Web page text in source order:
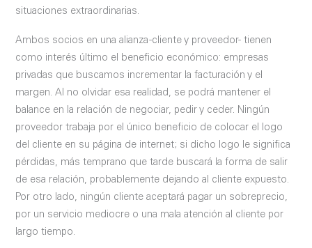
situaciones extraordinarias.
Ambos socios en una alianza -cliente y proveedor- tienen
como interés último el beneficio económico: empresas
privadas que buscamos incrementar la facturación y el
margen. Al no olvidar esa realidad, se podrá mantener el
balance en la relación de negociar, pedir y ceder. Ningún
proveedor trabaja por el único beneficio de colocar el logo
del cliente en su página de internet; si dicho logo le significa
pérdidas, más temprano que tarde buscará la forma de salir
de esa relación, probablemente dejando al cliente expuesto.
Por otro lado, ningún cliente aceptará pagar un sobreprecio,
por un servicio mediocre o una mala atención al cliente por
largo tiempo.